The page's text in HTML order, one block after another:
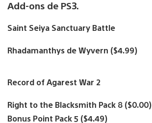
Add-ons de PS3.
Saint Seiya Sanctuary Battle
Rhadamanthys de Wyvern ($4.99)
Record of Agarest War 2
Right to the Blacksmith Pack 8 ($0.00)
Bonus Point Pack 5 ($4.49)